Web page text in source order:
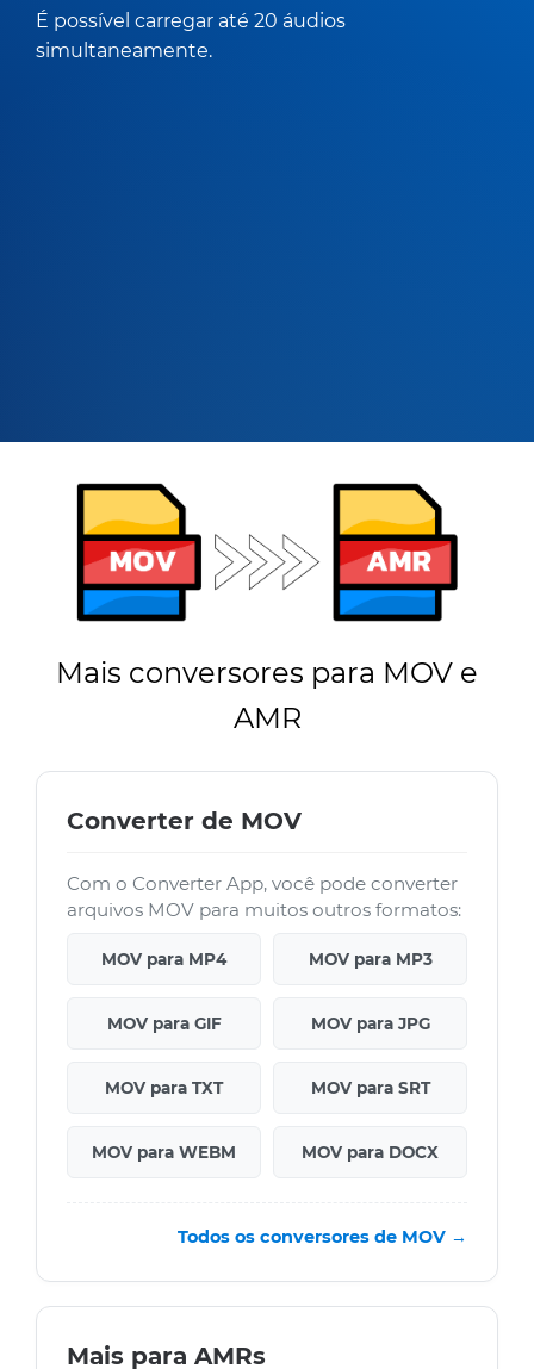
É possível carregar até 20 áudios
simultaneamente.
Mais conversores para MOV e
AMR
Converter de MOV
Com o Converter App, você pode converter
arquivos MOV para muitos outros formatos:
MOV para MP4 MOV para MP3
MOV para GIF MOV para JPG
MOV para TXT MOV para SRT
MOV para WEBM MOV para DOCX
Todos os conversores de MOV →
Mais para AMRs